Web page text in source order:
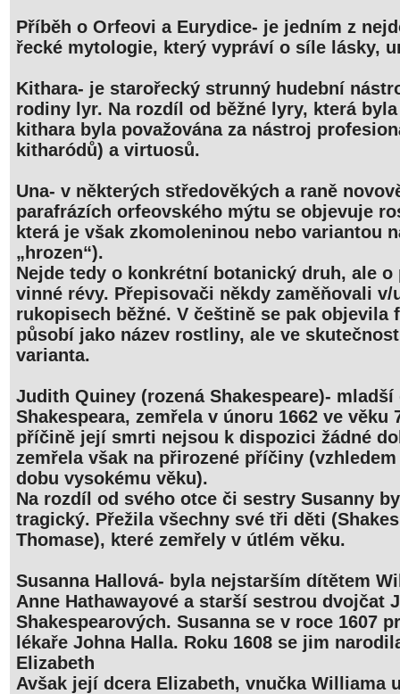
Příběh o Orfeovi a Eurydice- je jedním z
řecké mytologie, který vypráví o síle lásky,
Kithara- je starořecký strunný hudební
rodiny lyr. Na rozdíl od běžné lyry, která
kithara byla považována za nástroj
kitharódů) a virtuosů.
Una- v některých středověkých a raně
parafrázích orfeovského mýtu se objevuje
která je však zkomoleninou nebo variantou
„hrozen“).
Nejde tedy o konkrétní botanický druh, ale o
vinné révy. Přepisovači někdy zaměňovali
rukopisech běžné. V češtině se pak objevila
působí jako název rostliny, ale ve
varianta.
Judith Quiney (rozená Shakespeare)-
Shakespeara, zemřela v únoru 1662 ve věku
příčině její smrti nejsou k dispozici žádné
zemřela však na přirozené příčiny
dobu vysokému věku).
Na rozdíl od svého otce či sestry Susanny
tragický. Přežila všechny své tři děti
Thomase), které zemřely v útlém věku.
Susanna Hallová- byla nejstarším dítětem
Anne Hathawayové a starší sestrou dvojčat
Shakespearových. Susanna se v roce 1607
lékaře Johna Halla. Roku 1608 se jim
Elizabeth
Avšak její dcera Elizabeth, vnučka Williama